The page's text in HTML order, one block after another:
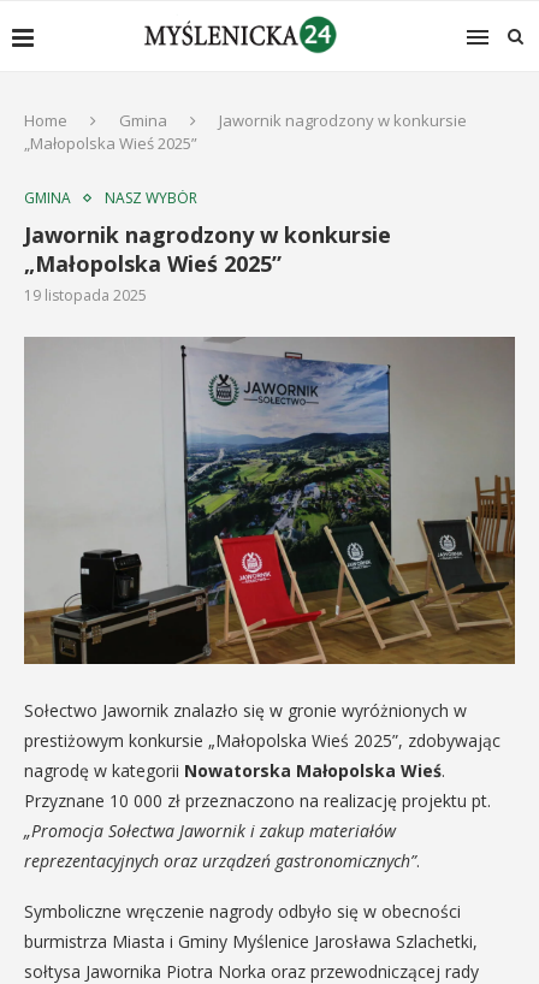
Home Gmina
Jawornik nagrodzony w konkursie
„Małopolska Wieś 2025”
GMINA NASZ WYBÓR
Jawornik nagrodzony w konkursie
„Małopolska Wieś 2025”
19 listopada 2025
Sołectwo Jawornik znalazło się w gronie wyróżnionych w
prestiżowym konkursie „Małopolska Wieś 2025”, zdobywając
nagrodę w kategorii Nowatorska Małopolska Wieś.
Przyznane 10 000 zł przeznaczono na realizację projektu pt.
„Promocja Sołectwa Jawornik i zakup materiałów
reprezentacyjnych oraz urządzeń gastronomicznych”.
Symboliczne wręczenie nagrody odbyło się w obecności
burmistrza Miasta i Gminy Myślenice Jarosława Szlachetki,
sołtysa Jawornika Piotra Norka oraz przewodniczącej rady